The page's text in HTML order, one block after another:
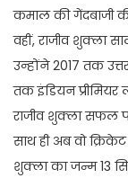
कमाल की गेंदबाजी
वहीं, राजीव शुक्ला
उन्होंने 2017 तक
तक इंडियन
राजीव शुक्ला सफल
साथ ही अब वो
शुक्ला का जन्म 13